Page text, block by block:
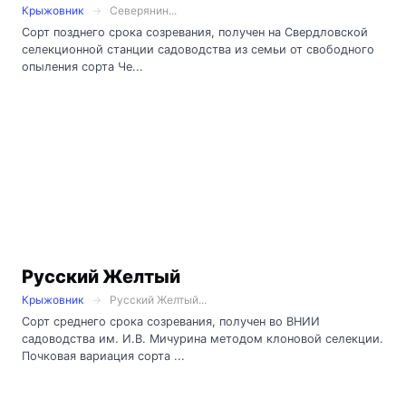
Крыжовник
Северянин...
Сорт позднего срока созревания, получен на Свердловской
селекционной станции садоводства из семьи от свободного
опыления сорта Че...
Русский Желтый
Крыжовник
Русский Желтый...
Сорт среднего срока созревания, получен во ВНИИ
садоводства им. И.В. Мичурина методом клоновой селекции.
Почковая вариация сорта ...